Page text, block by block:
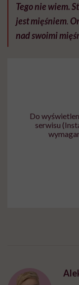
Tego nie wiem.
jest mięśniem.
nad swoimi
Do
serwisu